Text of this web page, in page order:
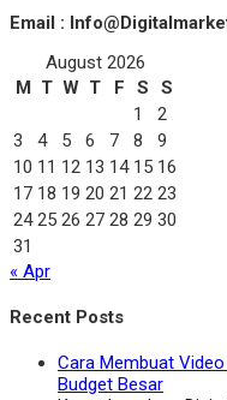
Email :
August 2026
M T W T F S
S
1
2
3
4 5 6 7 8
9
10 11 12 13 14 15 16
17 18 19 20 21 22 23
24 25 26 27 28 29 30
31
« Apr
Recent Posts
Cara Membuat
Budget Besar